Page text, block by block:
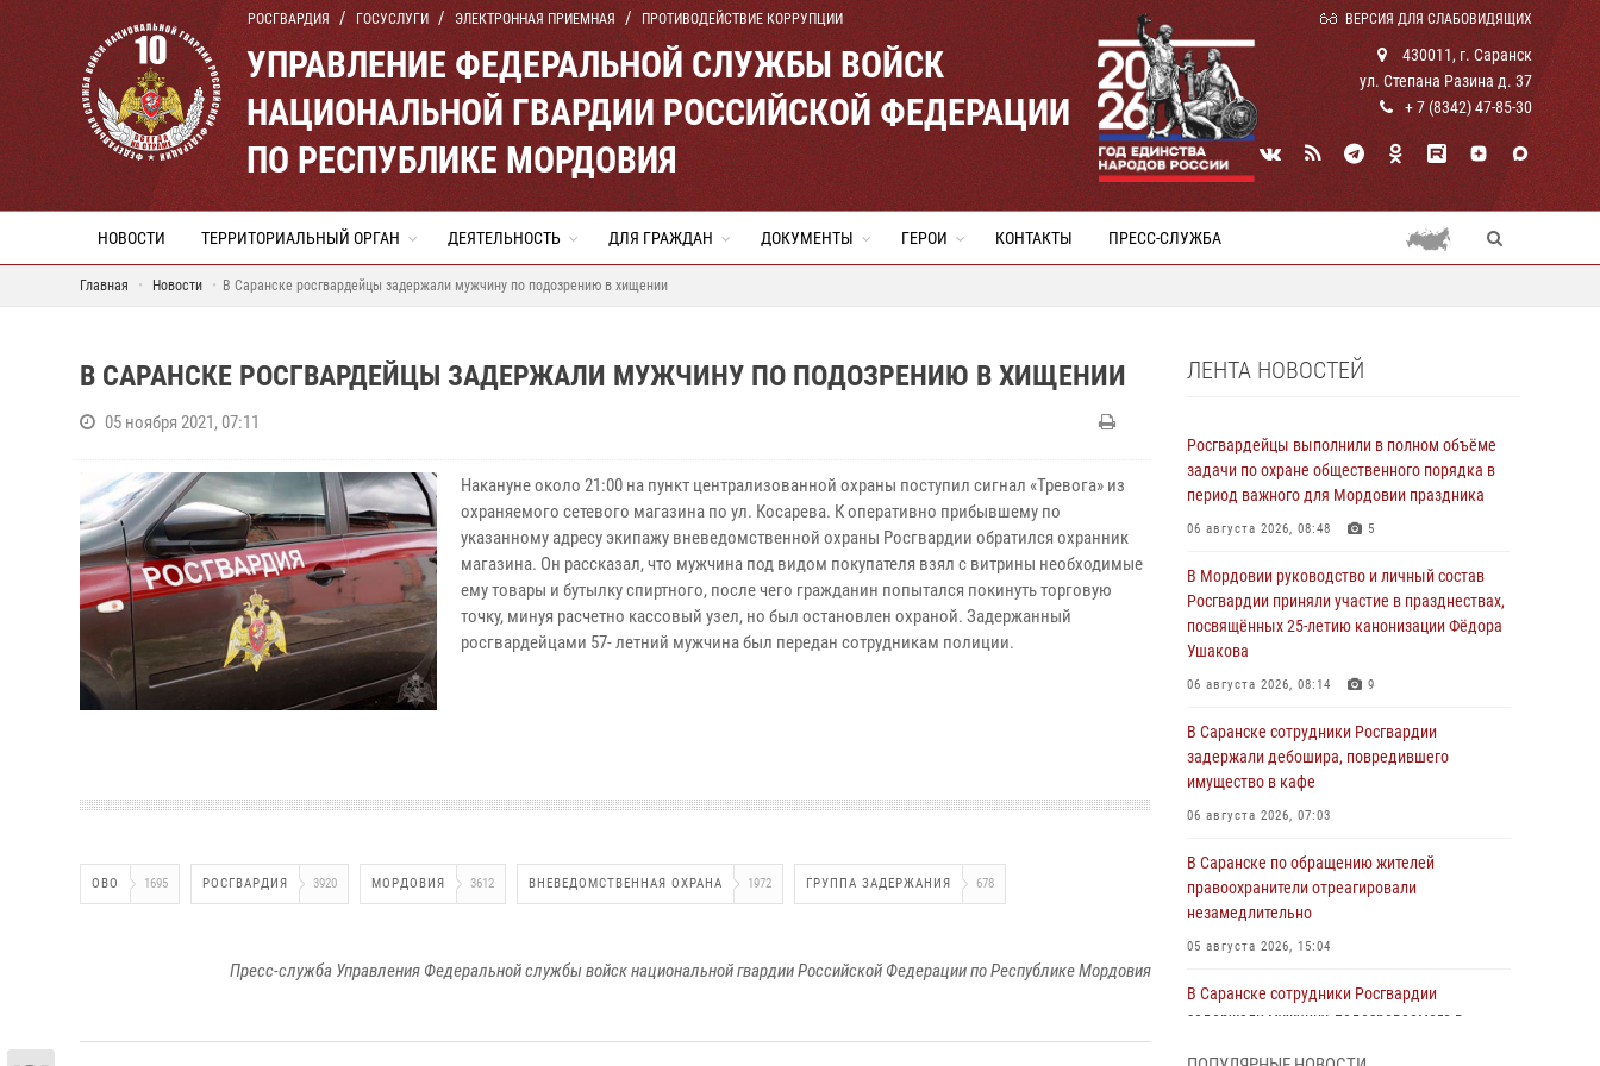
РОСГВАРДИЯ ГОСУСЛУГИ ЭЛЕКТРОННАЯ ПРИЕМНАЯ ПРОТИВОДЕЙСТВИЕ КОРРУПЦИИ ВЕРСИЯ ДЛЯ СЛАБОВИДЯЩИХ
УПРАВЛЕНИЕ ФЕДЕРАЛЬНОЙ СЛУЖБЫ ВОЙСК
НАЦИОНАЛЬНОЙ ГВАРДИИ РОССИЙСКОЙ ФЕДЕРАЦИИ
ПО РЕСПУБЛИКЕ МОРДОВИЯ
430011, г. Саранск
ул. Степана Разина д. 37
+ 7 (8342) 47-85-30
НОВОСТИ ТЕРРИТОРИАЛЬНЫЙ ОРГАН ДЕЯТЕЛЬНОСТЬ ДЛЯ ГРАЖДАН ДОКУМЕНТЫ ГЕРОИ КОНТАКТЫ ПРЕСС-СЛУЖБА
Главная Новости В Саранске росгвардейцы задержали мужчину по подозрению в хищении
В САРАНСКЕ РОСГВАРДЕЙЦЫ ЗАДЕРЖАЛИ МУЖЧИНУ ПО ПОДОЗРЕНИЮ В ХИЩЕНИИ
05 ноября 2021, 07:11
Накануне около 21:00 на пункт централизованной охраны поступил сигнал «Тревога» из
охраняемого сетевого магазина по ул. Косарева. К оперативно прибывшему по
указанному адресу экипажу вневедомственной охраны Росгвардии обратился охранник
магазина. Он рассказал, что мужчина под видом покупателя взял с витрины необходимые
ему товары и бутылку спиртного, после чего гражданин попытался покинуть торговую
точку, минуя расчетно кассовый узел, но был остановлен охраной. Задержанный
росгвардейцами 57- летний мужчина был передан сотрудникам полиции.
ОВО 1695 РОСГВАРДИЯ 3920 МОРДОВИЯ 3612 ВНЕВЕДОМСТВЕННАЯ ОХРАНА 1972 ГРУППА ЗАДЕРЖАНИЯ 678
Пресс-служба Управления Федеральной службы войск национальной гвардии Российской Федерации по Республике Мордовия
ЛЕНТА НОВОСТЕЙ
Росгвардейцы выполнили в полном объёме
задачи по охране общественного порядка в
период важного для Мордовии праздника
06 августа 2026, 08:48 5
В Мордовии руководство и личный состав
Росгвардии приняли участие в празднествах,
посвящённых 25-летию канонизации Фёдора
Ушакова
06 августа 2026, 08:14 9
В Саранске сотрудники Росгвардии
задержали дебошира, повредившего
имущество в кафе
06 августа 2026, 07:03
В Саранске по обращению жителей
правоохранители отреагировали
незамедлительно
05 августа 2026, 15:04
В Саранске сотрудники Росгвардии
задержали мужчину, подозреваемого в